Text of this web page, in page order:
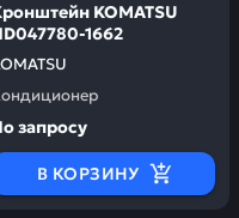
KOMATSU
1662
запросу
В КОРЗИНУ